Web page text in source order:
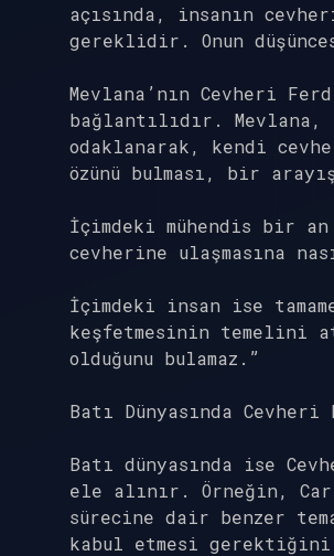
açısında, insanın
gereklidir. Onun
Mevlana’nın Cevheri
bağlantılıdır.
odaklanarak, kendi
özünü bulması, bir
İçimdeki mühendis bir
cevherine ulaşmasına
İçimdeki insan ise
keşfetmesinin temelini
olduğunu bulamaz.”
Batı Dünyasında
Batı dünyasında ise
ele alınır. Örneğin,
sürecine dair benzer
kabul etmesi gerektiğini